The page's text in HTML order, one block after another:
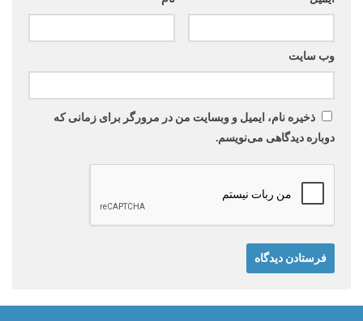
وب‌ سایت
ذخیره نام، ایمیل و وبسایت من در مرورگر برای زمانی که
دوباره دیدگاهی می‌نویسم.